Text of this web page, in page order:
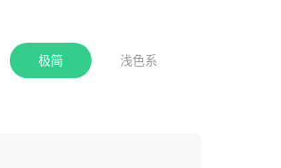
极简 浅色系